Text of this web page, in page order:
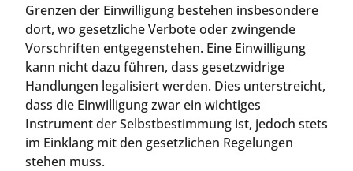
Grenzen der Einwilligung bestehen insbesondere
dort, wo gesetzliche Verbote oder zwingende
Vorschriften entgegenstehen. Eine Einwilligung
kann nicht dazu führen, dass gesetzwidrige
Handlungen legalisiert werden. Dies unterstreicht,
dass die Einwilligung zwar ein wichtiges
Instrument der Selbstbestimmung ist, jedoch stets
im Einklang mit den gesetzlichen Regelungen
stehen muss.